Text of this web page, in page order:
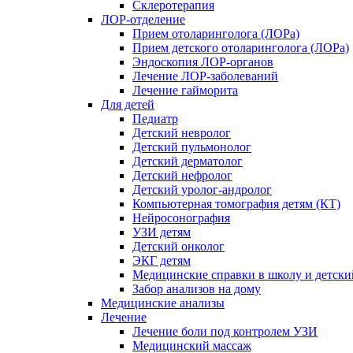
Склеротерапия
ЛОР-отделение
Прием отоларинголога (ЛОРа)
Прием детского отоларинголога (ЛОРа)
Эндоскопия ЛОР-органов
Лечение ЛОР-заболеваний
Лечение гайморита
Для детей
Педиатр
Детский невролог
Детский пульмонолог
Детский дерматолог
Детский нефролог
Детский уролог-андролог
Компьютерная томография детям (КТ)
Нейросонография
УЗИ детям
Детский онколог
ЭКГ детям
Медицинские справки в школу и
Забор анализов на дому
Медицинские анализы
Лечение
Лечение боли под контролем УЗИ
Медицинский массаж